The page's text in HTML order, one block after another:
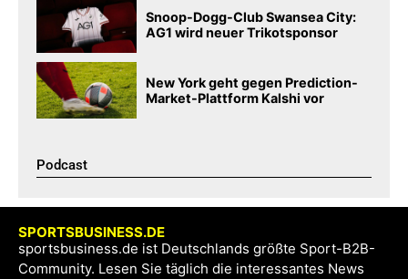
Snoop-Dogg-Club Swansea City:
AG1 wird neuer Trikotsponsor
New York geht gegen Prediction-
Market-Plattform Kalshi vor
Podcast​
SPORTSBUSINESS.DE
sportsbusiness.de ist Deutschlands größte Sport-B2B-
Community. Lesen Sie täglich die interessantes News